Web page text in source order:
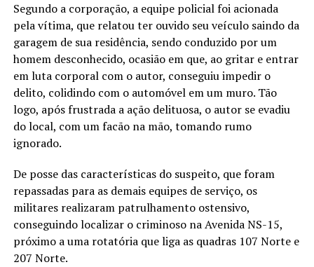
Segundo a corporação, a equipe policial foi acionada
pela vítima, que relatou ter ouvido seu veículo saindo da
garagem de sua residência, sendo conduzido por um
homem desconhecido, ocasião em que, ao gritar e entrar
em luta corporal com o autor, conseguiu impedir o
delito, colidindo com o automóvel em um muro. Tão
logo, após frustrada a ação delituosa, o autor se evadiu
do local, com um facão na mão, tomando rumo
ignorado.
De posse das características do suspeito, que foram
repassadas para as demais equipes de serviço, os
militares realizaram patrulhamento ostensivo,
conseguindo localizar o criminoso na Avenida NS-15,
próximo a uma rotatória que liga as quadras 107 Norte e
207 Norte.